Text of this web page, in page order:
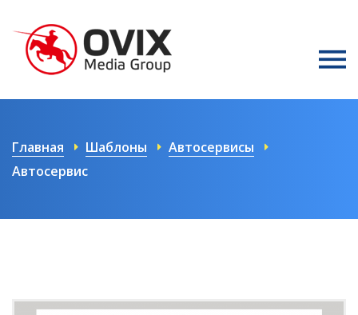
Главная Шаблоны
Автосервисы
Автосервис